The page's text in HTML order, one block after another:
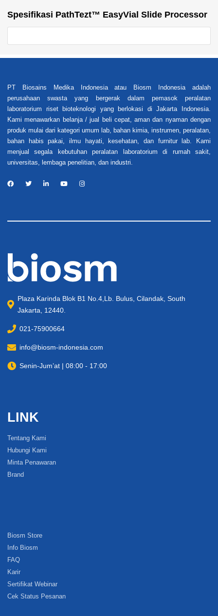
Spesifikasi PathTezt™ EasyVial Slide Processor
PT Biosains Medika Indonesia atau Biosm Indonesia adalah
perusahaan swasta yang bergerak dalam pemasok peralatan
laboratorium riset bioteknologi yang berlokasi di Jakarta Indonesia.
Kami menawarkan belanja / jual beli cepat, aman dan nyaman dengan
produk mulai dari kategori umum lab, bahan kimia, instrumen, peralatan,
bahan habis pakai, ilmu hayati, kesehatan, dan furnitur lab. Kami
menjual segala kebutuhan peralatan laboratorium di rumah sakit,
universitas, lembaga penelitian, dan industri.
Plaza Karinda Blok B1 No.4,Lb. Bulus, Cilandak, South
Jakarta, 12440.
021-75900664
info@biosm-indonesia.com
Senin-Jum’at | 08:00 - 17:00
LINK
Tentang Kami
Hubungi Kami
Minta Penawaran
Brand
Biosm Store
Info Biosm
FAQ
Karir
Sertifikat Webinar
Cek Status Pesanan